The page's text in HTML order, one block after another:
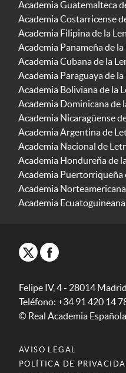
Academia Guatemalteca
Academia Costarricense
Academia Filipina de la
Academia Panameña de la
Academia Cubana de la
Academia Paraguaya de
Academia Boliviana de la
Academia Dominicana de
Academia Nicaragüense
Academia Argentina de
Academia Nacional de
Academia Hondureña de
Academia Puertorriqueña
Academia
Academia
Felipe IV, 4 - 28014
Teléfono: +34 91 420 14
© Real Academia
AVISO LEGAL
POLÍTICA DE